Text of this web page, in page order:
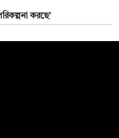
করছে’